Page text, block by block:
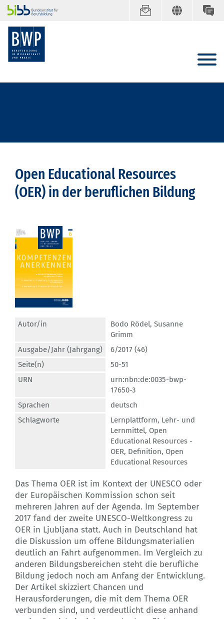
Open Educational Resources
(OER) in der beruflichen Bildung
Autor/in Bodo Rödel, Susanne
Grimm
Ausgabe/Jahr (Jahrgang)
6/2017 (46)
Seite(n)
50-51
URN
urn:nbn:de:0035-bwp-
17650-3
Sprachen
deutsch
Schlagworte
Lernplattform, Lehr- und
Lernmittel, Open
Educational Resources -
OER, Definition, Open
Educational Resources
Das Thema OER ist im Kontext der UNESCO oder
der Europäischen Kommission schon seit
mehreren Jahren auf der Agenda. Im September
2017 fand der zweite UNESCO-Weltkongress zu
OER in Ljubljana statt. Auch in Deutschland hat
die Diskussion um offene Bildungsmaterialien
deutlich an Fahrt aufgenommen. Im Vergleich zu
anderen Bildungsbereichen steht die berufliche
Bildung jedoch noch am Anfang der Entwicklung.
Der Artikel skizziert Chancen und
Herausforderungen, die mit dem Thema OER
verbunden sind, und verdeutlicht diese anhand